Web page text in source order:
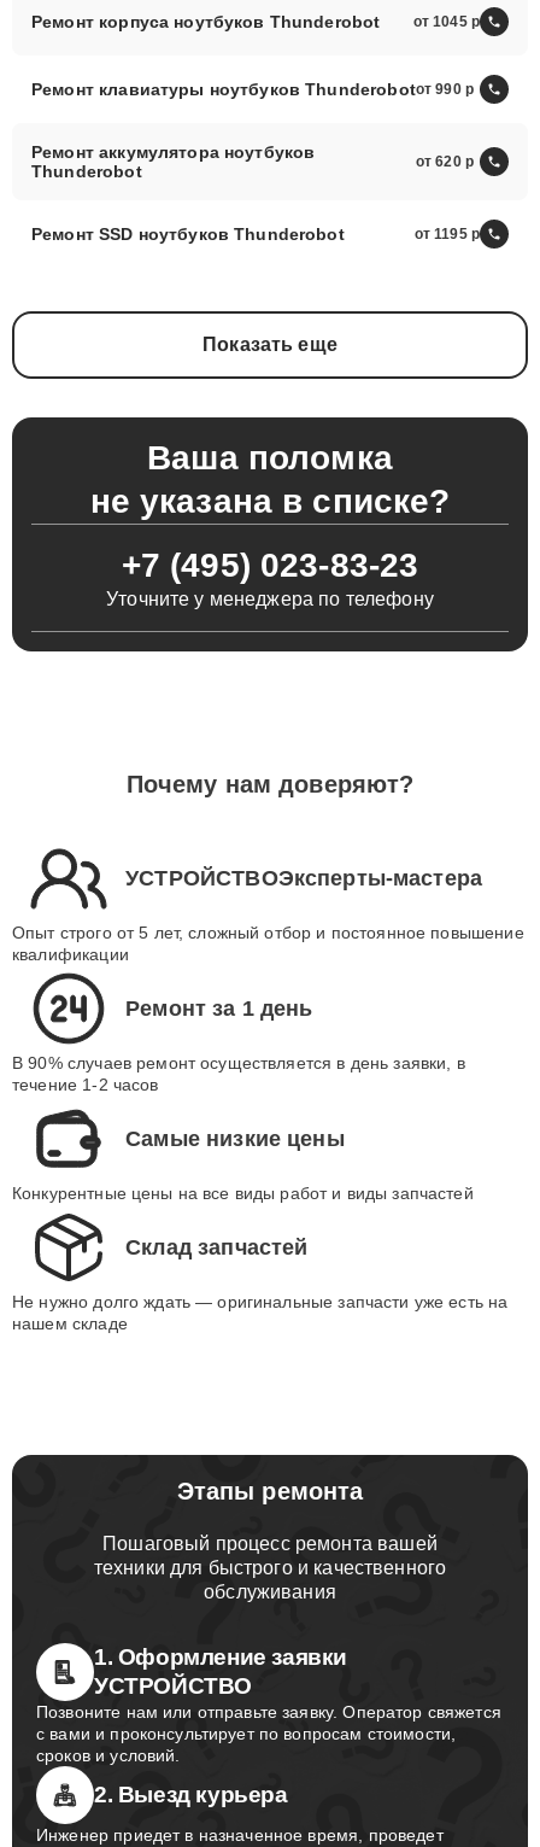
Ремонт корпуса ноутбуков Thunderobot от 1045
Ремонт клавиатуры ноутбуков Thunderobotот 990
Ремонт аккумулятора ноутбуков
Thunderobot
от 620
Ремонт SSD ноутбуков Thunderobot от 1195
Показать еще
Ваша поломка
не указана в списке?
+7 (495) 023-83-23
Уточните у менеджера по телефону
Почему нам доверяют?
УСТРОЙСТВОЭксперты-мастера
Опыт строго от 5 лет, сложный отбор и постоянное повышение
квалификации
Ремонт за 1 день
В 90% случаев ремонт осуществляется в день заявки, в
течение 1-2 часов
Самые низкие цены
Конкурентные цены на все виды работ и виды запчастей
Склад запчастей
Не нужно долго ждать — оригинальные запчасти уже есть на
нашем складе
Этапы ремонта
Пошаговый процесс ремонта вашей
техники для быстрого и качественного
обслуживания
1. Оформление заявки
УСТРОЙСТВО
Позвоните нам или отправьте заявку. Оператор свяжется
с вами и проконсультирует по вопросам стоимости,
сроков и условий.
2. Выезд курьера
Инженер приедет в назначенное время, проведет